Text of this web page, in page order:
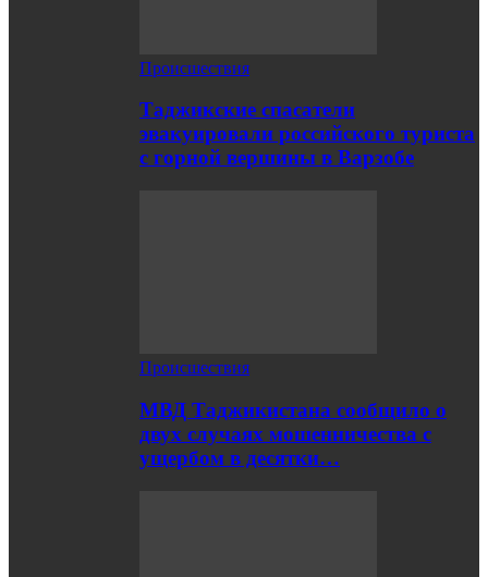
Происшествия
Таджикские спасатели
эвакуировали российского туриста
с горной вершины в Варзобе
Происшествия
МВД Таджикистана сообщило о
двух случаях мошенничества с
ущербом в десятки…